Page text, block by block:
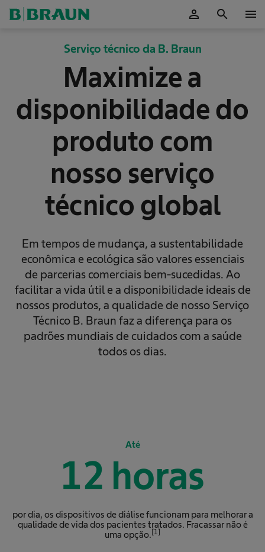
person search menu
Serviço técnico da B. Braun
Maximize a
disponibilidade do
produto com
nosso serviço
técnico global
Em tempos de mudança, a sustentabilidade
econômica e ecológica são valores essenciais
de parcerias comerciais bem-sucedidas. Ao
facilitar a vida útil e a disponibilidade ideais de
nossos produtos, a qualidade de nosso Serviço
Técnico B. Braun faz a diferença para os
padrões mundiais de cuidados com a saúde
todos os dias.
Até
12 horas
por dia, os dispositivos de diálise funcionam para melhorar a
qualidade de vida dos pacientes tratados. Fracassar não é
uma opção. [1]